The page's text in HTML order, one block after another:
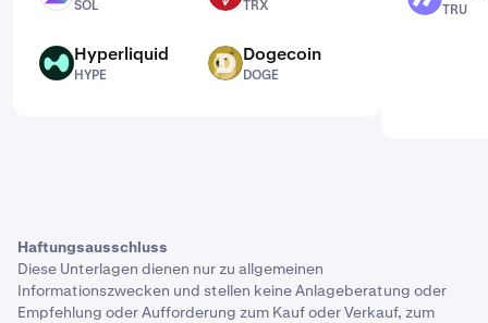
SOL TRX
HYPE Hyperliquid
HYPE
DOGE Dogecoin
DOGE
TRU
Haftungsausschluss
Diese Unterlagen dienen nur zu allgemeinen
Informationszwecken und stellen keine Anlageberatung oder
Empfehlung oder Aufforderung zum Kauf oder Verkauf, zum